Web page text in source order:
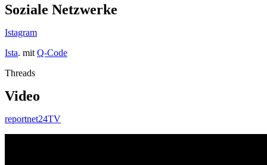
Soziale Netzwerke
Istagram
Ista. mit Q-Code
Threads
Video
reportnet24TV